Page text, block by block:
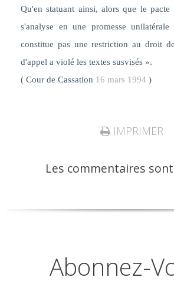
Qu'en statuant ainsi, alors que lepacte
s'analyse en une promesse
constitue pas une restriction au droit
d'appel a violé les textes susvisés ».
( Cour de Cassation 16 mars 1994 )
IMPRIMER
Les commentaires
Abonnez-